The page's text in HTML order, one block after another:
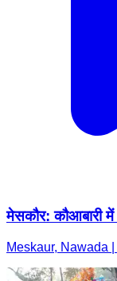
मेसकौर: कौआबारी
Meskaur, Nawada